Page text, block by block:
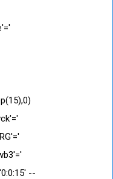
--